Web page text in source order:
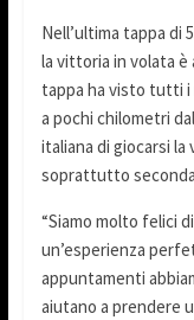
Nell’ultima tappa di
la vittoria in volata è
tappa ha visto tutti i
a pochi chilometri
italiana di giocarsi la
soprattutto
“Siamo molto felici
un’esperienza
appuntamenti
aiutano a prendere